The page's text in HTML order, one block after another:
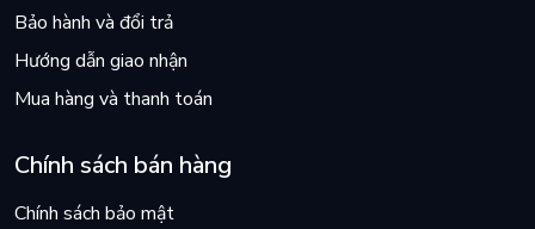
Bảo hành và đổi trả
Hướng dẫn giao nhận
Mua hàng và thanh toán
Chính sách bán hàng
Chính sách bảo mật